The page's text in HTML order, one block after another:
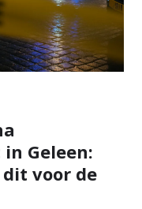
Geleen:
voor de